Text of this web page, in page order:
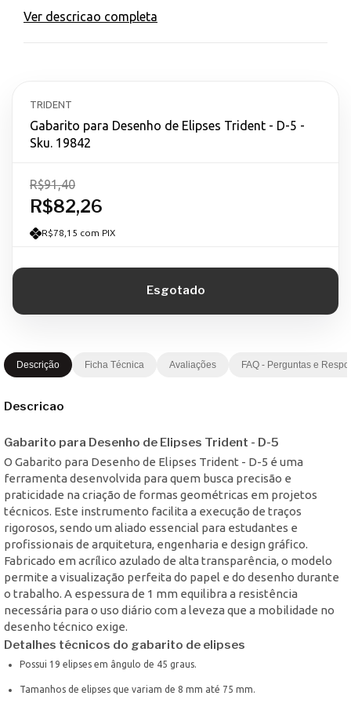
Ver descricao completa
TRIDENT
Gabarito para Desenho de Elipses Trident - D-5 -
Sku. 19842
R$82,26
R$91,40
R$78,15 com PIX
Descrição Ficha Técnica Avaliações FAQ - Perguntas e
Descricao
Gabarito para Desenho de Elipses Trident - D-5
O Gabarito para Desenho de Elipses Trident - D-5 é uma
ferramenta desenvolvida para quem busca precisão e
praticidade na criação de formas geométricas em projetos
técnicos. Este instrumento facilita a execução de traços
rigorosos, sendo um aliado essencial para estudantes e
profissionais de arquitetura, engenharia e design gráfico.
Fabricado em acrílico azulado de alta transparência, o modelo
permite a visualização perfeita do papel e do desenho durante
o trabalho. A espessura de 1 mm equilibra a resistência
necessária para o uso diário com a leveza que a mobilidade no
desenho técnico exige.
Detalhes técnicos do gabarito de elipses
Possui 19 elipses em ângulo de 45 graus.
Tamanhos de elipses que variam de 8 mm até 75 mm.